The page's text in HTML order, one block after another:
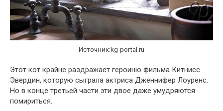
Источник:kg-portal.ru
Этот кот крайне раздражает героиню фильма Китнисс
Эвердин, которую сыграла актриса Дженнифер Лоуренс.
Но в конце третьей части эти двое даже умудряются
помириться.